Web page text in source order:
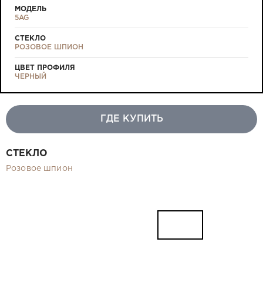
Проекты
МОДЕЛЬ
5AG
СТЕКЛО
РОЗОВОЕ ШПИОН
ЦВЕТ ПРОФИЛЯ
ЧЕРНЫЙ
ГДЕ КУПИТЬ
СТЕКЛО
Розовое шпион